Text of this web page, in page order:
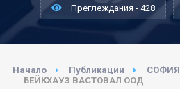
Преглеждания - 428
Начало Публикации
СОФИЯ
БЕЙКХАУЗ ВАСТОВАЛ ООД